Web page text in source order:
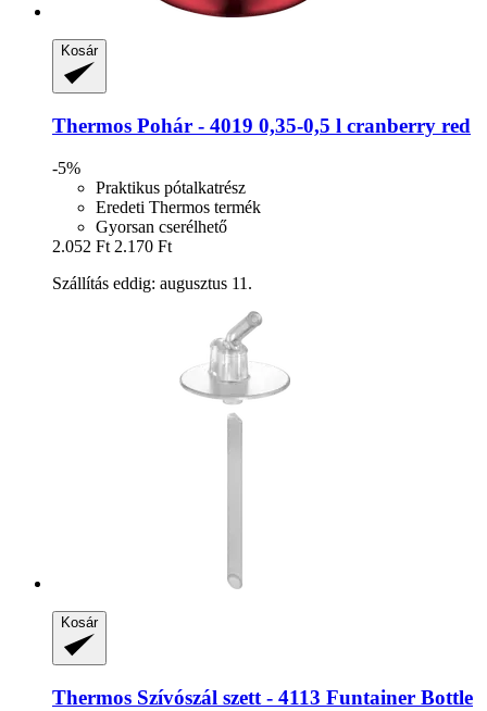
Kosár
Thermos Pohár -​ 4019 0,35-​0,5 l cranberry red
-5%
Praktikus pótalkatrész
Eredeti Thermos termék
Gyorsan cserélhető
2.052 Ft 2.170 Ft
Szállítás eddig: augusztus 11.
Kosár
Thermos Szívószál szett -​ 4113 Funtainer Bottle